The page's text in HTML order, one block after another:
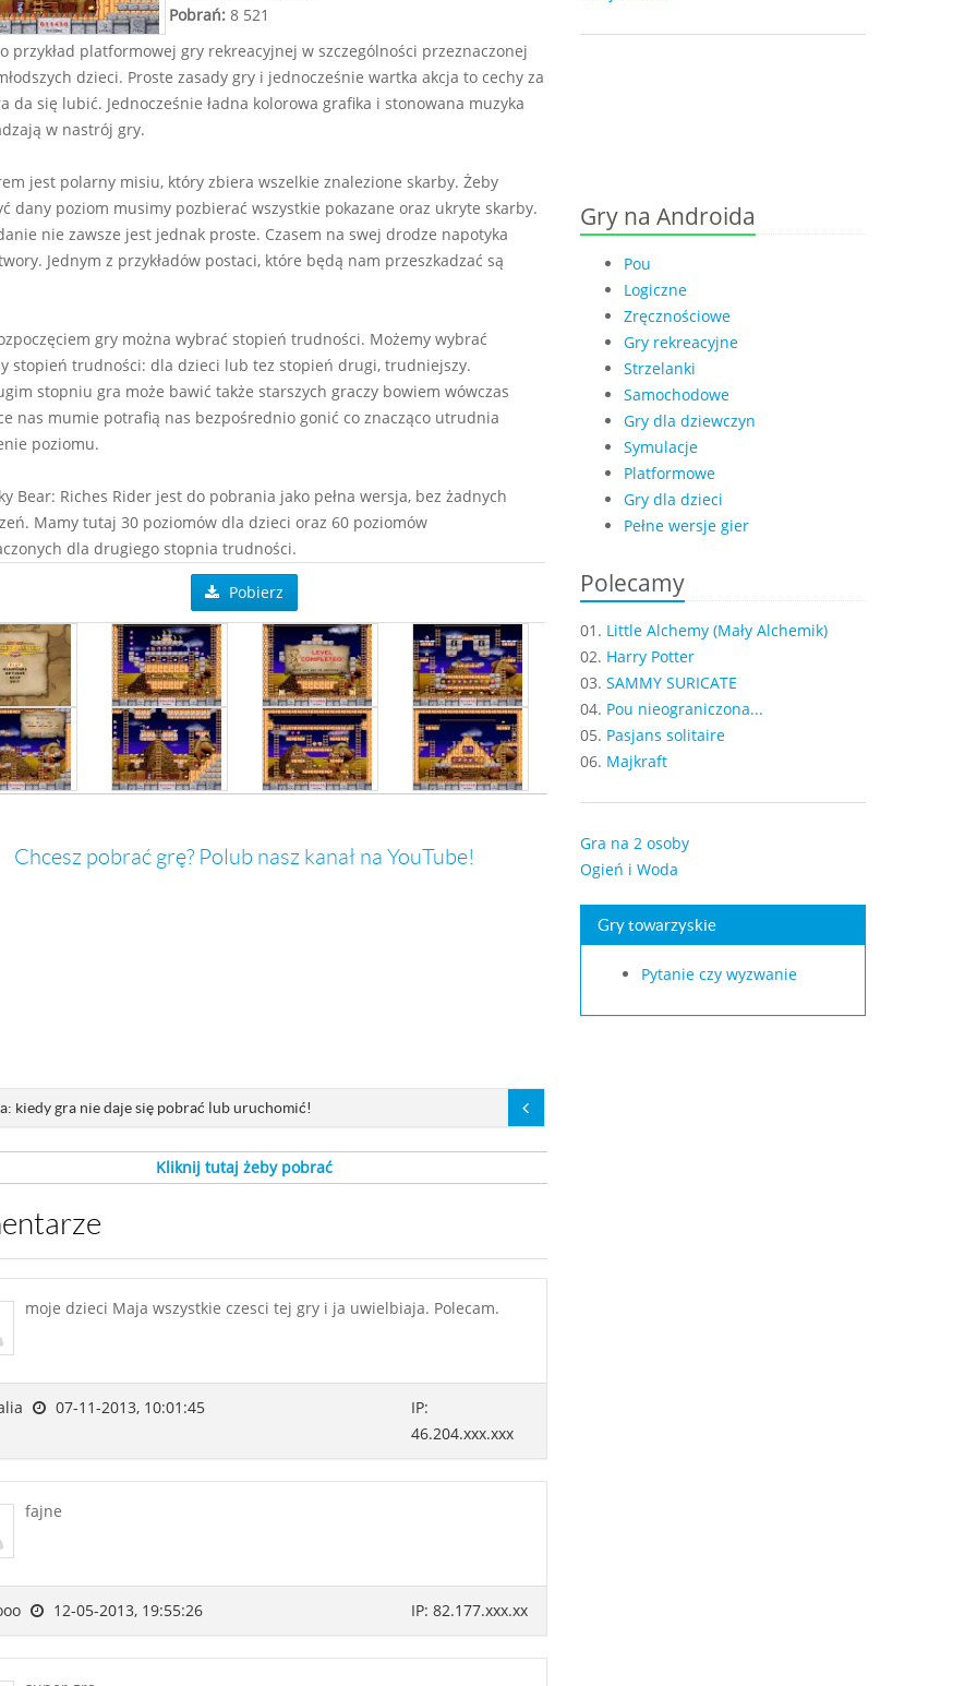
Pobrań:8 521
przykład platformowej gry rekreacyjnej w szczególności przeznaczonej
dzieci. Proste zasady gry i jednocześnie wartka akcja to cechy za
da się lubić. Jednocześnie ładna kolorowa grafika i stonowana muzyka
w nastrój gry.
jest polarny misiu, który zbiera wszelkie znalezione skarby. Żeby
dany poziom musimy pozbierać wszystkie pokazane oraz ukryte skarby.
nie zawsze jest jednak proste. Czasem na swej drodze napotyka
Jednym z przykładów postaci, które będą nam przeszkadzać są
gry można wybrać stopień trudności. Możemy wybrać
stopień trudności: dla dzieci lub tez stopień drugi, trudniejszy.
stopniu gra może bawić także starszych graczy bowiem wówczas
nas mumie potrafią nas bezpośrednio gonić co znacząco utrudnia
poziomu.
Bear: Riches Rider jest do pobrania jako pełna wersja, bez żadnych
Mamy tutaj 30 poziomów dla dzieci oraz 60 poziomów
dla drugiego stopnia trudności.
Pobierz
Chcesz pobrać grę? Polub nasz kanał na YouTube!
kiedy gra nie daje się pobrać lub uruchomić!
Kliknij tutaj żeby pobrać
moje dzieci Maja wszystkie czesci tej gry i ja uwielbiaja. Polecam.
07-11-2013, 10:01:45
IP:
46.204.xxx.xxx
fajne
12-05-2013, 19:55:26 IP: 82.177.xxx.xx
Gry na Androida
Pou
Logiczne
Zręcznościowe
Gry rekreacyjne
Strzelanki
Samochodowe
Gry dla dziewczyn
Symulacje
Platformowe
Gry dla dzieci
Pełne wersje gier
Polecamy
01. Little Alchemy (Mały Alchemik)
02. Harry Potter
03. SAMMY SURICATE
04. Pou nieograniczona...
05. Pasjans solitaire
06. Majkraft
Gra na 2 osoby
Ogień i Woda
Gry towarzyskie
Pytanie czy wyzwanie